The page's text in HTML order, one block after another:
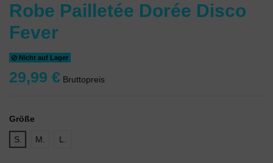
Robe Pailletée Dorée Disco
Fever
Nicht auf Lager
29,99 € Bruttopreis
Größe
S. M. L.